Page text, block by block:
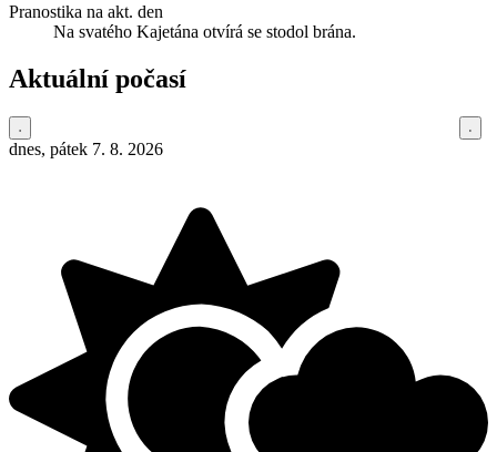
Pranostika na akt. den
Na svatého Kajetána otvírá se stodol brána.
Aktuální počasí
dnes, pátek 7. 8. 2026